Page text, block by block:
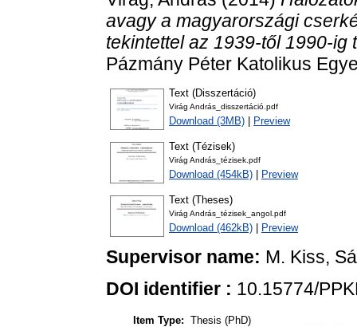
avagy a magyarországi
tekintettel az 1939-től 1990-ig
Pázmány Péter Katolikus
Text (Disszertáció)
Virág András_disszertáció.pdf
Download (3MB) Preview
Text (Tézisek)
Virág András_tézisek.pdf
Download (454kB) Preview
Text (Theses)
Virág András_tézisek_angol.pdf
Download (462kB) Preview
Supervisor name: M. Kiss,
DOI identifier : 10.15774/
Item Type: Thesis (PhD)